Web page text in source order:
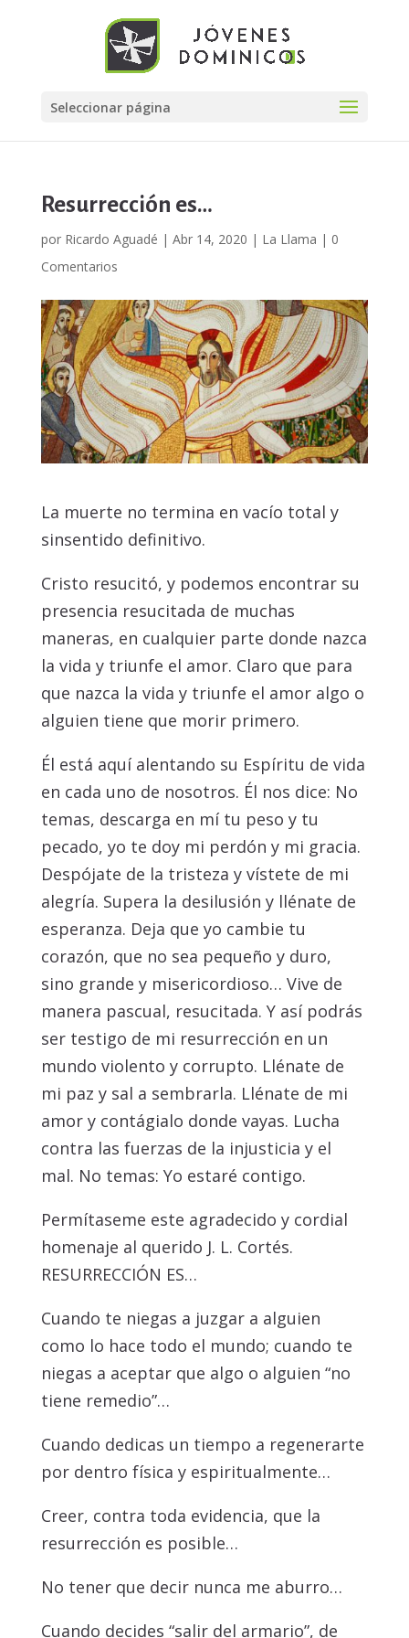
Seleccionar página
Resurrección es…
por Ricardo Aguadé | Abr 14, 2020 | La Llama | 0
Comentarios
La muerte no termina en vacío total y
sinsentido definitivo.
Cristo resucitó, y podemos encontrar su
presencia resucitada de muchas
maneras, en cualquier parte donde nazca
la vida y triunfe el amor. Claro que para
que nazca la vida y triunfe el amor algo o
alguien tiene que morir primero.
Él está aquí alentando su Espíritu de vida
en cada uno de nosotros. Él nos dice: No
temas, descarga en mí tu peso y tu
pecado, yo te doy mi perdón y mi gracia.
Despójate de la tristeza y vístete de mi
alegría. Supera la desilusión y llénate de
esperanza. Deja que yo cambie tu
corazón, que no sea pequeño y duro,
sino grande y misericordioso… Vive de
manera pascual, resucitada. Y así podrás
ser testigo de mi resurrección en un
mundo violento y corrupto. Llénate de
mi paz y sal a sembrarla. Llénate de mi
amor y contágialo donde vayas. Lucha
contra las fuerzas de la injusticia y el
mal. No temas: Yo estaré contigo.
Permítaseme este agradecido y cordial
homenaje al querido J. L. Cortés.
RESURRECCIÓN ES…
Cuando te niegas a juzgar a alguien
como lo hace todo el mundo; cuando te
niegas a aceptar que algo o alguien “no
tiene remedio”…
Cuando dedicas un tiempo a regenerarte
por dentro física y espiritualmente…
Creer, contra toda evidencia, que la
resurrección es posible…
No tener que decir nunca me aburro…
Cuando decides “salir del armario”, de